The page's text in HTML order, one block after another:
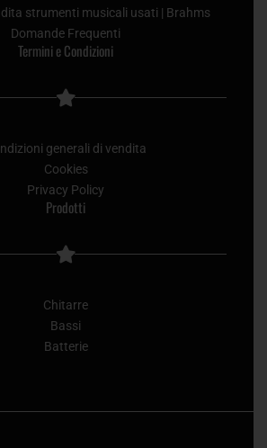
strumenti musicali usati | Brahms
Domande Frequenti
Termini e Condizioni
generali di vendita
Cookies
Privacy Policy
Prodotti
Chitarre
Bassi
Batterie